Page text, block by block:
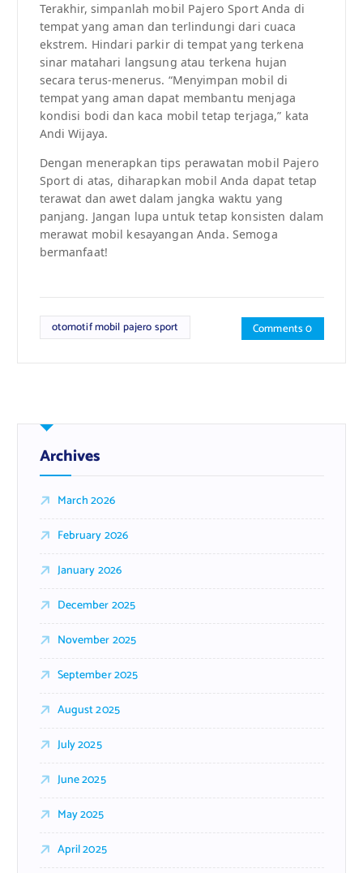
Terakhir, simpanlah mobil Pajero Sport Anda di
tempat yang aman dan terlindungi dari cuaca
ekstrem. Hindari parkir di tempat yang terkena
sinar matahari langsung atau terkena hujan
secara terus-menerus. “Menyimpan mobil di
tempat yang aman dapat membantu menjaga
kondisi bodi dan kaca mobil tetap terjaga,” kata
Andi Wijaya.
Dengan menerapkan tips perawatan mobil Pajero
Sport di atas, diharapkan mobil Anda dapat tetap
terawat dan awet dalam jangka waktu yang
panjang. Jangan lupa untuk tetap konsisten dalam
merawat mobil kesayangan Anda. Semoga
bermanfaat!
otomotif mobil pajero sport Comments 0
Archives
March 2026
February 2026
January 2026
December 2025
November 2025
September 2025
August 2025
July 2025
June 2025
May 2025
April 2025